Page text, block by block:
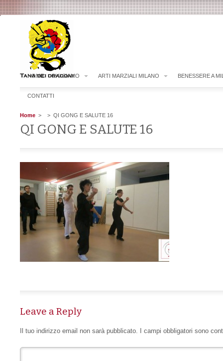
HOME CHI SIAMO ARTI MARZIALI MILANO BENESSERE A
CONTATTI
Home > > QI GONG E SALUTE 16
QI GONG E SALUTE 16
Leave a Reply
Il tuo indirizzo email non sarà pubblicato. I campi obbligatori sono